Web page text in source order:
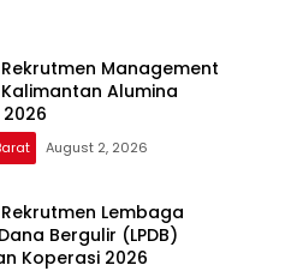
Management
Kalimantan Alumina
August 2, 2026
Lembaga
Bergulir (LPDB)
Koperasi 2026